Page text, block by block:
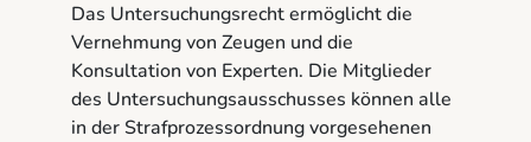
Das Untersuchungsrecht ermöglicht die
Vernehmung von Zeugen und die
Konsultation von Experten. Die Mitglieder
des Untersuchungsausschusses können alle
in der Strafprozessordnung vorgesehenen